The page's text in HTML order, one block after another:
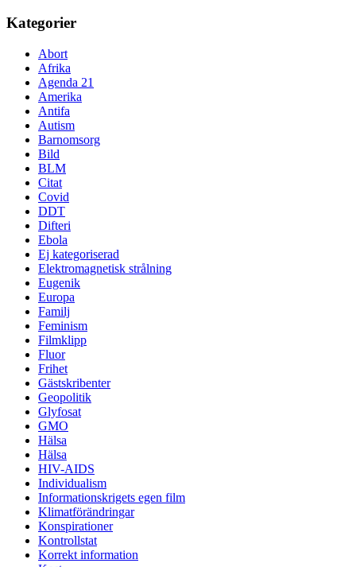
Kategorier
Abort
Afrika
Agenda 21
Amerika
Antifa
Autism
Barnomsorg
Bild
BLM
Citat
Covid
DDT
Difteri
Ebola
Ej kategoriserad
Elektromagnetisk strålning
Eugenik
Europa
Familj
Feminism
Filmklipp
Fluor
Frihet
Gästskribenter
Geopolitik
Glyfosat
GMO
Hälsa
Hälsa
HIV-AIDS
Individualism
Informationskrigets egen film
Klimatförändringar
Konspirationer
Kontrollstat
Korrekt information